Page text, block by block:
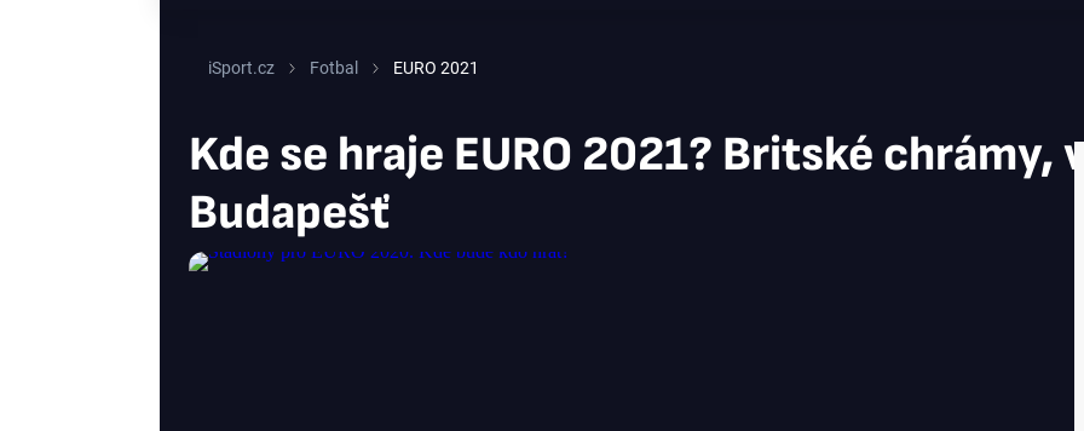
iSport.cz Fotbal EURO 2021
Kde se hraje EURO 2021? Britské chrámy,
Budapešť